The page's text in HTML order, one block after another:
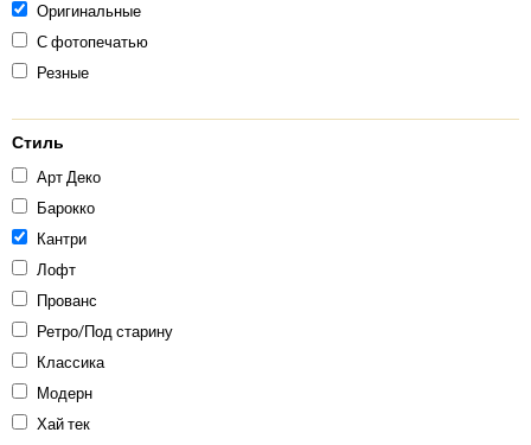
Оригинальные
С фотопечатью
Резные
Стиль
Арт Деко
Барокко
Кантри
Лофт
Прованс
Ретро/Под старину
Классика
Модерн
Хай тек